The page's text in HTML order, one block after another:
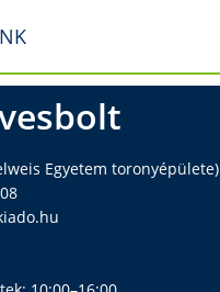
Egyetem toronyépülete)